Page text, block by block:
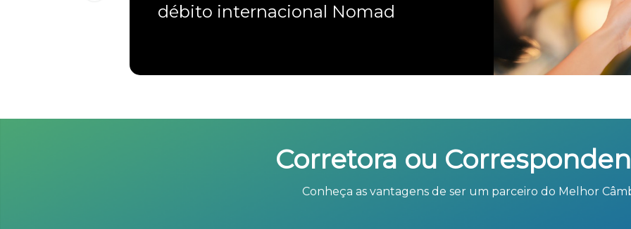
débito internacional Nomad
Corretora ou
Conheça as vantagens de ser um parceiro do Melhor